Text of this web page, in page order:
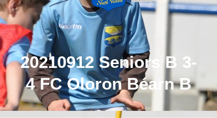
20210912 Seniors B 3-
4 FC Oloron Béarn B